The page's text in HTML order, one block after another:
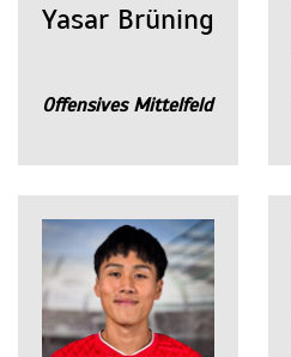
Yasar Brüning
Offensives Mittelfeld